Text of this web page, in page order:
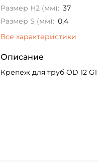
Размер H2 (мм): 37
Размер S (мм): 0,4
Все характеристики
Описание
Крепеж для труб OD 12